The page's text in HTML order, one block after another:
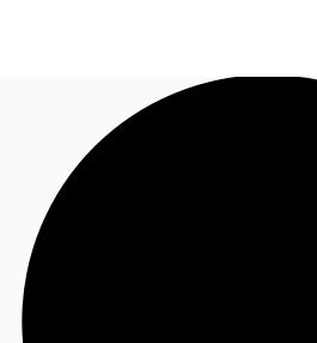
Blog
Données marchés
Appelez maintenant